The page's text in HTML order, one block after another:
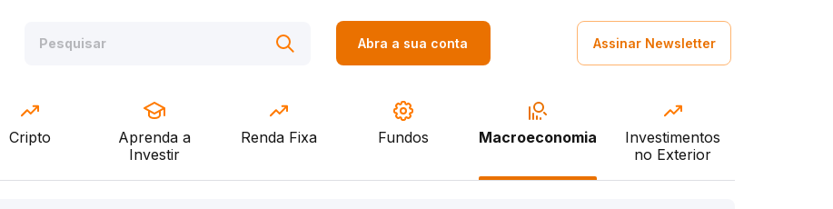
Abra a sua conta Assinar Newsletter
Cripto
Aprenda a
Investir
Renda Fixa Fundos Macroeconomia
Investimentos
no Exterior